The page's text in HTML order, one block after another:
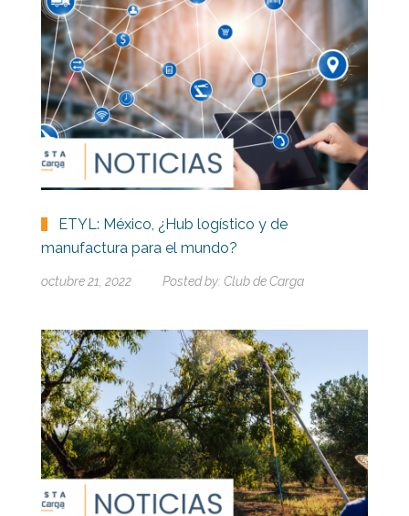
ETYL: México, ¿Hub logístico y de
manufactura para el mundo?
octubre 21, 2022 Posted by: Club de Carga